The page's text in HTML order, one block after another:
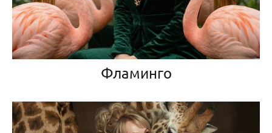
Фламинго